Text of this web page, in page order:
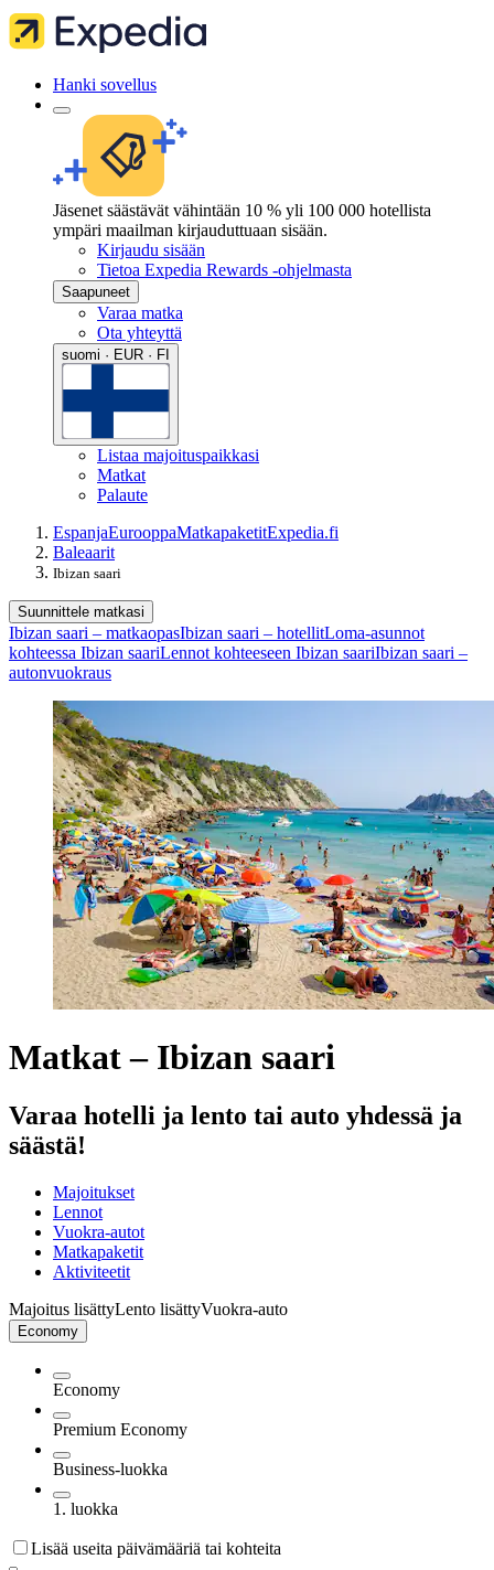
Hanki sovellus
Jäsenet säästävät vähintään 10 % yli 100 000 hotellista
ympäri maailman kirjauduttuaan sisään.
Kirjaudu sisään
Tietoa Expedia Rewards -ohjelmasta
Saapuneet
Varaa matka
Ota yhteyttä
suomi · EUR · FI
Listaa majoituspaikkasi
Matkat
Palaute
EspanjaEurooppaMatkapaketitExpedia.fi
Baleaarit
Ibizan saari
Suunnittele matkasi
Ibizan saari – matkaopasIbizan saari – hotellitLoma-asunnot
kohteessa Ibizan saariLennot kohteeseen Ibizan saariIbizan saari –
autonvuokraus
Matkat – Ibizan saari
Varaa hotelli ja lento tai auto yhdessä ja
säästä!
Majoitukset
Lennot
Vuokra-autot
Matkapaketit
Aktiviteetit
Majoitus lisättyLento lisättyVuokra-auto
Economy
Economy
Premium Economy
Business-luokka
1. luokka
Lisää useita päivämääriä tai kohteita